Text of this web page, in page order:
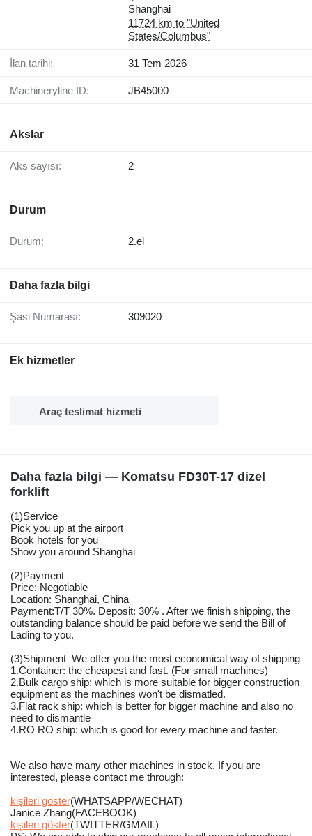
Shanghai
11724 km to "United
States/Columbus"
İlan tarihi: 31 Tem 2026
Machineryline ID: JB45000
Akslar
Aks sayısı: 2
Durum
Durum: 2.el
Daha fazla bilgi
Şasi Numarası: 309020
Ek hizmetler
Araç teslimat hizmeti
Daha fazla bilgi — Komatsu FD30T-17 dizel
forklift
(1)Service
Pick you up at the airport
Book hotels for you
Show you around Shanghai
(2)Payment
Price: Negotiable
Location: Shanghai, China
Payment:T/T 30%. Deposit: 30% . After we finish shipping, the
outstanding balance should be paid before we send the Bill of
Lading to you.
(3)Shipment We offer you the most economical way of shipping
1.Container: the cheapest and fast. (For small machines)
2.Bulk cargo ship: which is more suitable for bigger construction
equipment as the machines won't be dismatled.
3.Flat rack ship: which is better for bigger machine and also no
need to dismantle
4.RO RO ship: which is good for every machine and faster.
We also have many other machines in stock. If you are
interested, please contact me through:
kişileri göster(WHATSAPP/WECHAT)
Janice Zhang(FACEBOOK)
kişileri göster(TWITTER/GMAIL)